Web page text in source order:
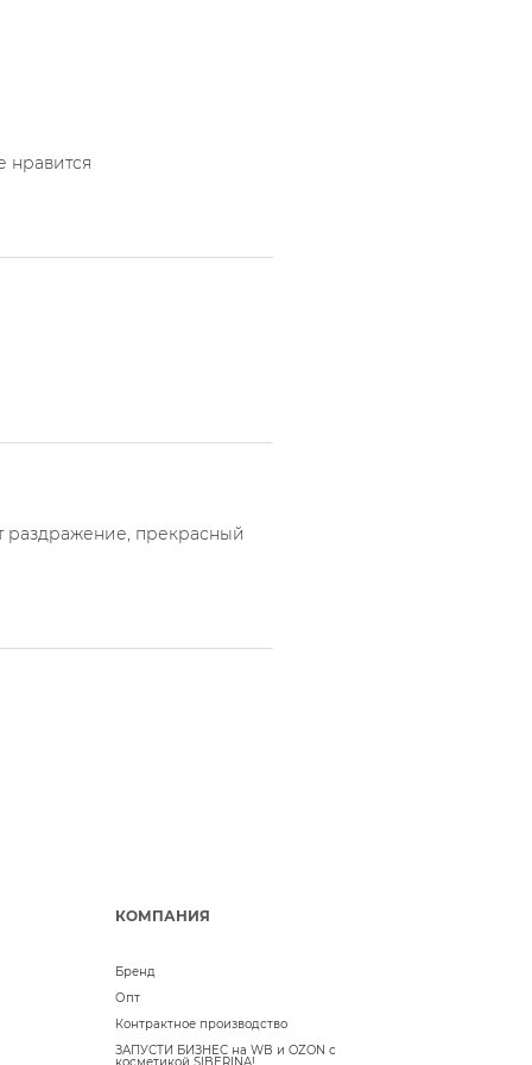
нравится
раздражение, прекрасный
КОМПАНИЯ
Бренд
Опт
Контрактное производство
ЗАПУСТИ БИЗНЕС на WB и OZON с